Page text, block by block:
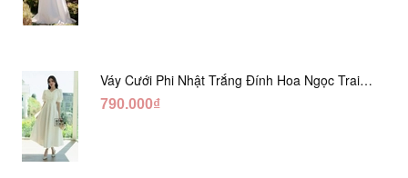
Váy Cưới Phi Nhật Trắng Đính Hoa Ngọc Trai
Lửng DC465
790.000₫